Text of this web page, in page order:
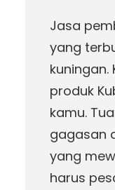
Jasa
yang
produk
kamu.
gagasan
yang
harus